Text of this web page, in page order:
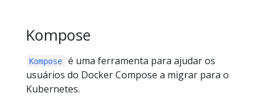
Kompose
Kompose
é uma ferramenta para ajudar os
usuários do Docker Compose a migrar para o
Kubernetes.